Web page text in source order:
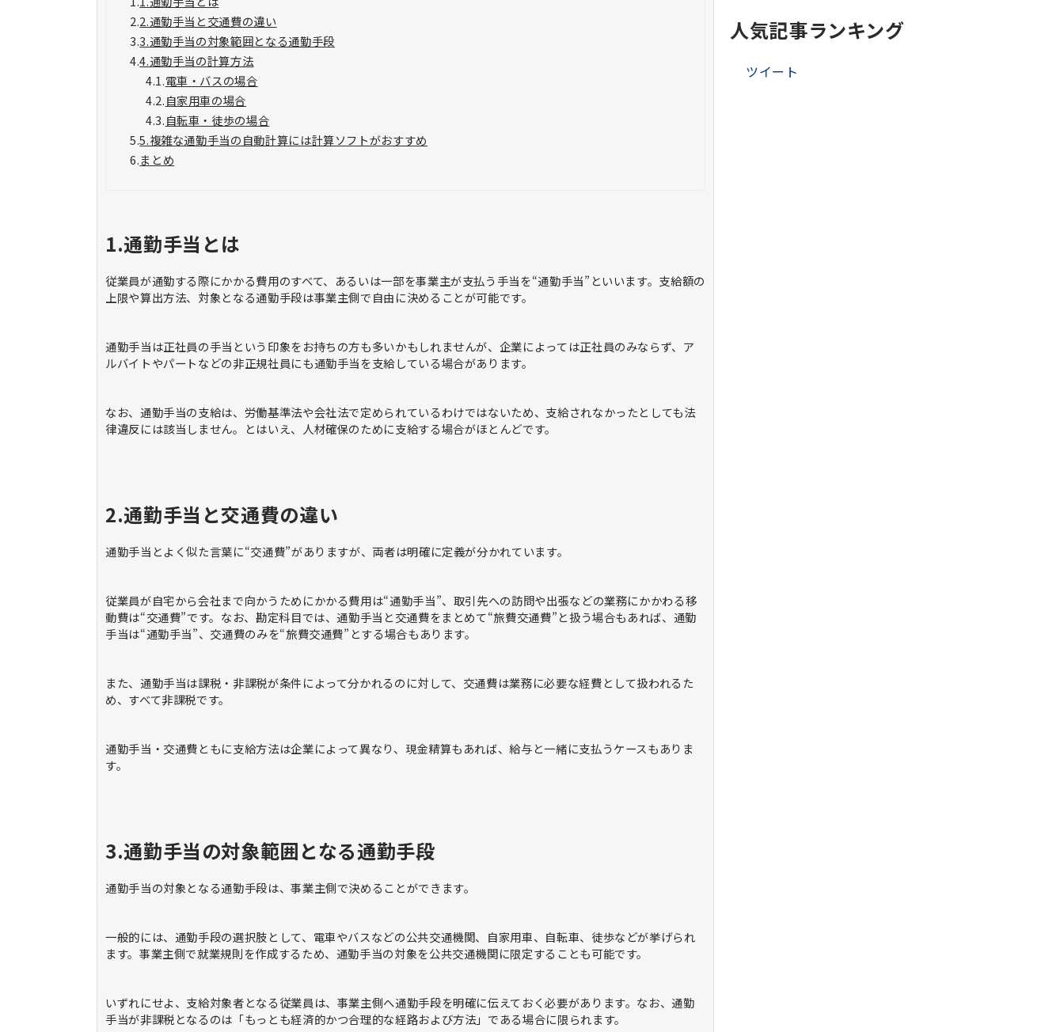
2.2.通勤手当と交通費の違い
3.3.通勤手当の対象範囲となる通勤手段
4.4.通勤手当の計算方法
4.1.電車・バスの場合
4.2.自家用車の場合
4.3.自転車・徒歩の場合
5.5.複雑な通勤手当の自動計算には計算ソフトがおすすめ
6.まとめ
1.通勤手当とは
従業員が通勤する際にかかる費用のすべて、あるいは一部を事業主が支払う手当を“通勤手当”といいます。支給額の
上限や算出方法、対象となる通勤手段は事業主側で自由に決めることが可能です。
通勤手当は正社員の手当という印象をお持ちの方も多いかもしれませんが、企業によっては正社員のみならず、ア
ルバイトやパートなどの非正規社員にも通勤手当を支給している場合があります。
なお、通勤手当の支給は、労働基準法や会社法で定められているわけではないため、支給されなかったとしても法
律違反には該当しません。とはいえ、人材確保のために支給する場合がほとんどです。
2.通勤手当と交通費の違い
通勤手当とよく似た言葉に“交通費”がありますが、両者は明確に定義が分かれています。
従業員が自宅から会社まで向かうためにかかる費用は“通勤手当”、取引先への訪問や出張などの業務にかかわる移
動費は“交通費”です。なお、勘定科目では、通勤手当と交通費をまとめて“旅費交通費”と扱う場合もあれば、通勤
手当は“通勤手当”、交通費のみを“旅費交通費”とする場合もあります。
また、通勤手当は課税・非課税が条件によって分かれるのに対して、交通費は業務に必要な経費として扱われるた
め、すべて非課税です。
通勤手当・交通費ともに支給方法は企業によって異なり、現金精算もあれば、給与と一緒に支払うケースもありま
す。
3.通勤手当の対象範囲となる通勤手段
通勤手当の対象となる通勤手段は、事業主側で決めることができます。
一般的には、通勤手段の選択肢として、電車やバスなどの公共交通機関、自家用車、自転車、徒歩などが挙げられ
ます。事業主側で就業規則を作成するため、通勤手当の対象を公共交通機関に限定することも可能です。
いずれにせよ、支給対象者となる従業員は、事業主側へ通勤手段を明確に伝えておく必要があります。なお、通勤
手当が非課税となるのは「もっとも経済的かつ合理的な経路および方法」である場合に限られます。
人気記事ランキング
ツイート